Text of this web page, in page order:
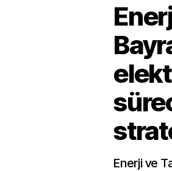
Enerji ve